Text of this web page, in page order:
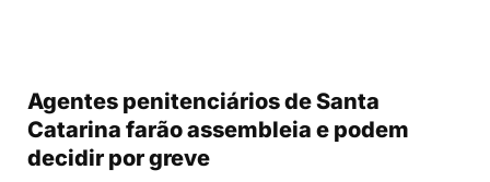
Agentes penitenciários de Santa
Catarina farão assembleia e podem
decidir por greve